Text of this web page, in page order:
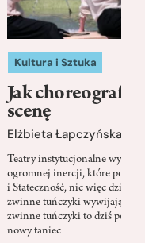
Kultura i Sztuka
Jak
scenę
Elżbieta Łapczyńska
Teatry instytucjonalne
ogromnej inercji, które ponad
i Stateczność, nic więc
zwinne tuńczyki wywijają
zwinne tuńczyki to dziś
nowy taniec